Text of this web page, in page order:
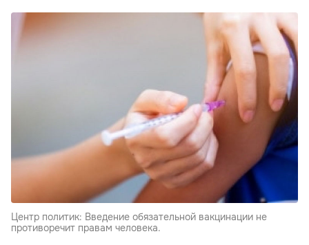
Центр политик: Введение обязательной вакцинации не
противоречит правам человека.